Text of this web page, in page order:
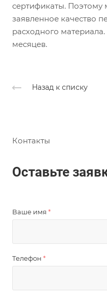
сертификаты. Поэтому
заявленное качество
расходного
месяцев.
Назад к списку
Контакты
Оставьте
Ваше имя *
Телефон *